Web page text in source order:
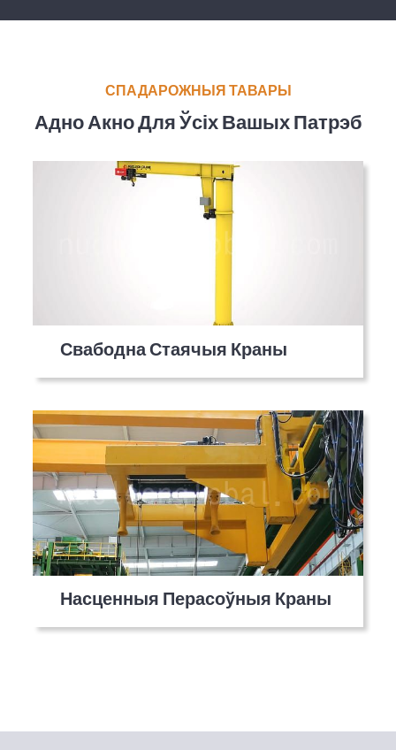
СПАДАРОЖНЫЯ ТАВАРЫ
Адно Акно Для Ўсіх Вашых Патрэб
Свабодна Стаячыя Краны
Насценныя Перасоўныя Краны